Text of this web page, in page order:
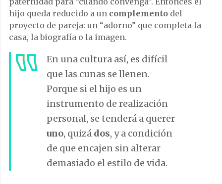
hijo queda reducido a un complemento del
proyecto de pareja: un “adorno” que completa la
casa, la biografía o la imagen.
En una cultura así, es difícil
que las cunas se llenen.
Porque si el hijo es un
instrumento de realización
personal, se tenderá a querer
uno, quizá dos, y a condición
de que encajen sin alterar
demasiado el estilo de vida.